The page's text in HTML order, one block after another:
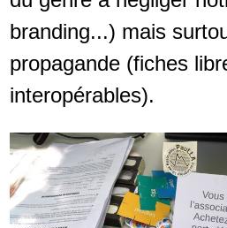
branding...) mais
propagande (fiches
interopérables).